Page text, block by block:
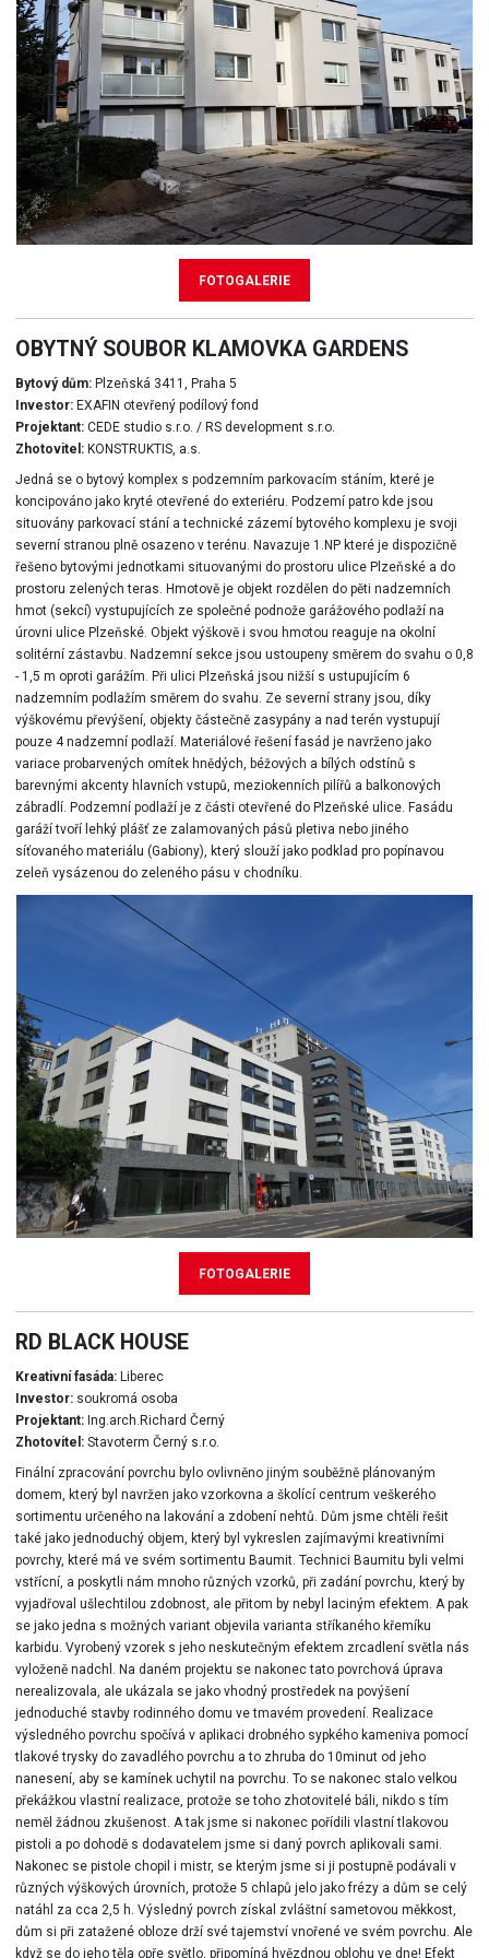
FOTOGALERIE
FOTOGALERIE
OBYTNÝ SOUBOR KLAMOVKA GARDENS
Bytový dům:Plzeňská 3411, Praha 5
Investor:EXAFIN otevřený podílový fond
Projektant:CEDE studio s.r.o. / RS development s.r.o.
Zhotovitel:KONSTRUKTIS, a.s.
Jedná se o bytový komplex s podzemním parkovacím stáním, které je
koncipováno jako kryté otevřené do exteriéru. Podzemí patro kde jsou
situovány parkovací stání a technické zázemí bytového komplexu je svoji
severní stranou plně osazeno v terénu. Navazuje 1.NP které je dispozičně
řešeno bytovými jednotkami situovanými do prostoru ulice Plzeňské a do
prostoru zelených teras. Hmotově je objekt rozdělen do pěti nadzemních
hmot (sekcí) vystupujících ze společné podnože garážového podlaží na
úrovni ulice Plzeňské. Objekt výškově i svou hmotou reaguje na okolní
solitérní zástavbu. Nadzemní sekce jsou ustoupeny směrem do svahu o 0,8
- 1,5 m oproti garážím. Při ulici Plzeňská jsou nižší s ustupujícím 6
nadzemním podlažím směrem do svahu. Ze severní strany jsou, díky
výškovému převýšení, objekty částečně zasypány a nad terén vystupují
pouze 4 nadzemní podlaží. Materiálové řešení fasád je navrženo jako
variace probarvených omítek hnědých, béžových a bílých odstínů s
barevnými akcenty hlavních vstupů, meziokenních pilířů a balkonových
zábradlí. Podzemní podlaží je z části otevřené do Plzeňské ulice. Fasádu
garáží tvoří lehký plášť ze zalamovaných pásů pletiva nebo jiného
síťovaného materiálu (Gabiony), který slouží jako podklad pro popínavou
zeleň vysázenou do zeleného pásu v chodníku.
RD BLACK HOUSE
Kreativní fasáda:Liberec
Investor:soukromá osoba
Projektant:Ing.arch.Richard Černý
Zhotovitel:Stavoterm Černý s.r.o.
Finální zpracování povrchu bylo ovlivněno jiným souběžně plánovaným
domem, který byl navržen jako vzorkovna a školící centrum veškerého
sortimentu určeného na lakování a zdobení nehtů. Dům jsme chtěli řešit
také jako jednoduchý objem, který byl vykreslen zajímavými kreativními
povrchy, které má ve svém sortimentu Baumit. Technici Baumitu byli velmi
vstřícní, a poskytli nám mnoho různých vzorků, při zadání povrchu, který by
vyjadřoval ušlechtilou zdobnost, ale přitom by nebyl laciným efektem. A pak
se jako jedna s možných variant objevila varianta stříkaného křemíku
karbidu. Vyrobený vzorek s jeho neskutečným efektem zrcadlení světla nás
vyloženě nadchl. Na daném projektu se nakonec tato povrchová úprava
nerealizovala, ale ukázala se jako vhodný prostředek na povýšení
jednoduché stavby rodinného domu ve tmavém provedení. Realizace
výsledného povrchu spočívá v aplikaci drobného sypkého kameniva pomocí
tlakové trysky do zavadlého povrchu a to zhruba do 10minut od jeho
nanesení, aby se kamínek uchytil na povrchu. To se nakonec stalo velkou
překážkou vlastní realizace, protože se toho zhotovitelé báli, nikdo s tím
neměl žádnou zkušenost. A tak jsme si nakonec pořídili vlastní tlakovou
pistoli a po dohodě s dodavatelem jsme si daný povrch aplikovali sami.
Nakonec se pistole chopil i mistr, se kterým jsme si ji postupně podávali v
různých výškových úrovních, protože 5 chlapů jelo jako frézy a dům se celý
natáhl za cca 2,5 h. Výsledný povrch získal zvláštní sametovou měkkost,
dům si při zatažené obloze drží své tajemství vnořené ve svém povrchu. Ale
když se do jeho těla opře světlo, připomíná hvězdnou oblohu ve dne! Efekt